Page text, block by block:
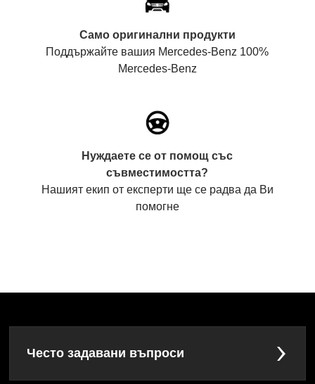
Само оригинални продукти
Поддържайте вашия Mercedes-Benz 100%
Mercedes-Benz
Нуждаете се от помощ със
съвместимостта?
Нашият екип от експерти ще се радва да Ви
помогне
Често задавани въпроси